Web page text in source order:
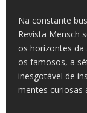
Na constante
Revista Mensch
os horizontes da
os famosos, a
inesgotável de
mentes curiosas